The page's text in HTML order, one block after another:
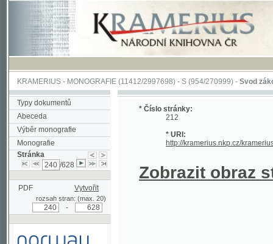
KRAMERIUS-MONOGRAFIE(11412/2997698) -S (954/270999)-Svod zákonův
Typy dokumentů
Abeceda
Výběr monografie
Monografie
Stránka
/628
PDF Vytvořit
rozsah stran: (max. 20)
* Číslo stránky:
212
* URI:
http://kramerius.nkp.cz/kramerius/